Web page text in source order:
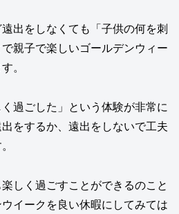
出をしなくても「子供の何を刺
親子で楽しいゴールデンウィー
。
過ごした」という体験が非常に
をするか、遠出をしないで工夫
しく過ごすことができるのこと
イークを良い休暇にしてみては